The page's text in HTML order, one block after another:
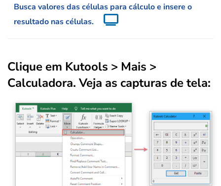
Busca valores das células para cálculo e insere o
resultado nas células.
Clique em Kutools > Mais >
Calculadora. Veja as capturas de tela: